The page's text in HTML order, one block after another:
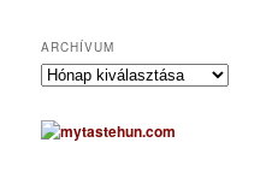
ARCHÍVUM
A
c
h